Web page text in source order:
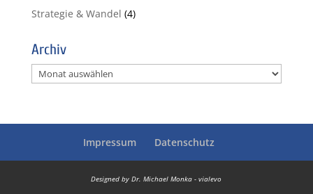
Strategie & Wandel (4)
Archiv
Archiv
Impressum Datenschutz
Designed by Dr. Michael Monka - vialevo